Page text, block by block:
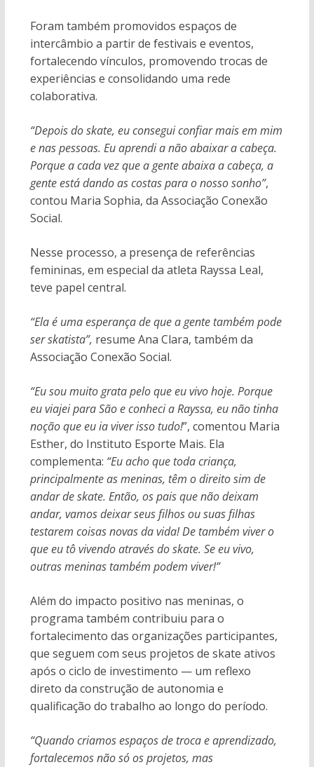
Foram também promovidos espaços de
intercâmbio a partir de festivais e eventos,
fortalecendo vínculos, promovendo trocas de
experiências e consolidando uma rede
colaborativa.
“Depois do skate, eu consegui confiar mais em mim
e nas pessoas. Eu aprendi a não abaixar a cabeça.
Porque a cada vez que a gente abaixa a cabeça, a
gente está dando as costas para o nosso sonho”,
contou Maria Sophia, da Associação Conexão
Social.
Nesse processo, a presença de referências
femininas, em especial da atleta Rayssa Leal,
teve papel central.
“Ela é uma esperança de que a gente também pode
ser skatista”, resume Ana Clara, também da
Associação Conexão Social.
“Eu sou muito grata pelo que eu vivo hoje. Porque
eu viajei para São e conheci a Rayssa, eu não tinha
noção que eu ia viver isso tudo!”, comentou Maria
Esther, do Instituto Esporte Mais. Ela
complementa: “Eu acho que toda criança,
principalmente as meninas, têm o direito sim de
andar de skate. Então, os pais que não deixam
andar, vamos deixar seus filhos ou suas filhas
testarem coisas novas da vida! De também viver o
que eu tô vivendo através do skate. Se eu vivo,
outras meninas também podem viver!”
Além do impacto positivo nas meninas, o
programa também contribuiu para o
fortalecimento das organizações participantes,
que seguem com seus projetos de skate ativos
após o ciclo de investimento — um reflexo
direto da construção de autonomia e
qualificação do trabalho ao longo do período.
“Quando criamos espaços de troca e aprendizado,
fortalecemos não só os projetos, mas